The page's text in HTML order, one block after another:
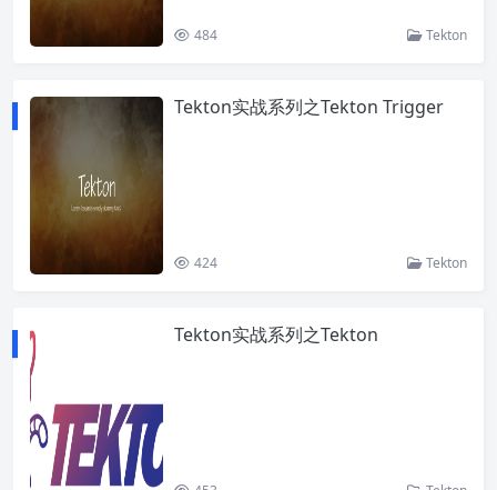
484 Tekton
Tekton实战系列之Tekton Trigger
424 Tekton
Tekton实战系列之Tekton